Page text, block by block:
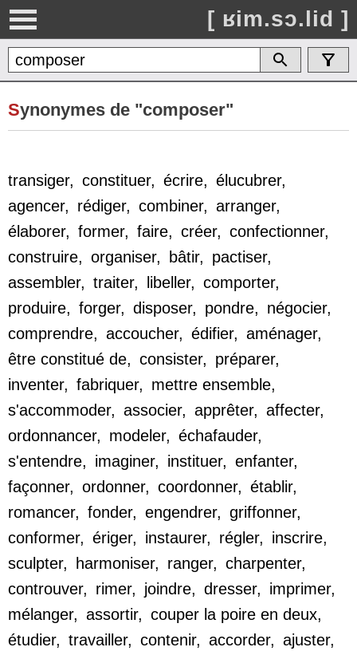
[ ʁim.sɔ.lid ]
Synonymes de "composer"
transiger, constituer, écrire, élucubrer,
agencer, rédiger, combiner, arranger,
élaborer, former, faire, créer, confectionner,
construire, organiser, bâtir, pactiser,
assembler, traiter, libeller, comporter,
produire, forger, disposer, pondre, négocier,
comprendre, accoucher, édifier, aménager,
être constitué de, consister, préparer,
inventer, fabriquer, mettre ensemble,
s'accommoder, associer, apprêter, affecter,
ordonnancer, modeler, échafauder,
s'entendre, imaginer, instituer, enfanter,
façonner, ordonner, coordonner, établir,
romancer, fonder, engendrer, griffonner,
conformer, ériger, instaurer, régler, inscrire,
sculpter, harmoniser, ranger, charpenter,
controuver, rimer, joindre, dresser, imprimer,
mélanger, assortir, couper la poire en deux,
étudier, travailler, contenir, accorder, ajuster,